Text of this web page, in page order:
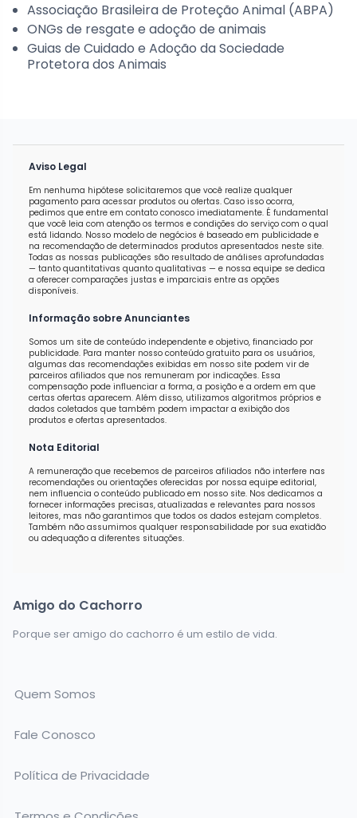
Associação Brasileira de Proteção Animal (ABPA)
ONGs de resgate e adoção de animais
Guias de Cuidado e Adoção da Sociedade
Protetora dos Animais
Aviso Legal
Em nenhuma hipótese solicitaremos que você realize qualquer
pagamento para acessar produtos ou ofertas. Caso isso ocorra,
pedimos que entre em contato conosco imediatamente. É fundamental
que você leia com atenção os termos e condições do serviço com o qual
está lidando. Nosso modelo de negócios é baseado em publicidade e
na recomendação de determinados produtos apresentados neste site.
Todas as nossas publicações são resultado de análises aprofundadas
— tanto quantitativas quanto qualitativas — e nossa equipe se dedica
a oferecer comparações justas e imparciais entre as opções
disponíveis.
Informação sobre Anunciantes
Somos um site de conteúdo independente e objetivo, financiado por
publicidade. Para manter nosso conteúdo gratuito para os usuários,
algumas das recomendações exibidas em nosso site podem vir de
parceiros afiliados que nos remuneram por indicações. Essa
compensação pode influenciar a forma, a posição e a ordem em que
certas ofertas aparecem. Além disso, utilizamos algoritmos próprios e
dados coletados que também podem impactar a exibição dos
produtos e ofertas apresentados.
Nota Editorial
A remuneração que recebemos de parceiros afiliados não interfere nas
recomendações ou orientações oferecidas por nossa equipe editorial,
nem influencia o conteúdo publicado em nosso site. Nos dedicamos a
fornecer informações precisas, atualizadas e relevantes para nossos
leitores, mas não garantimos que todos os dados estejam completos.
Também não assumimos qualquer responsabilidade por sua exatidão
ou adequação a diferentes situações.
Amigo do Cachorro
Porque ser amigo do cachorro é um estilo de vida.
Quem Somos
Fale Conosco
Política de Privacidade